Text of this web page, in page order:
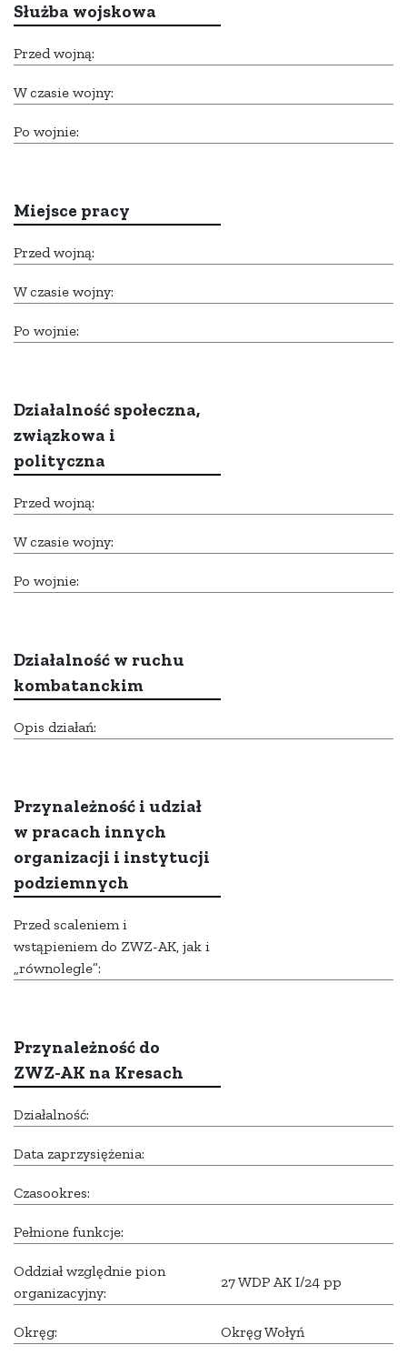
Służba wojskowa
Przed wojną:
W czasie wojny:
Po wojnie:
Miejsce pracy
Przed wojną:
W czasie wojny:
Po wojnie:
Działalność społeczna,
związkowa i
polityczna
Przed wojną:
W czasie wojny:
Po wojnie:
Działalność w ruchu
kombatanckim
Opis działań:
Przynależność i udział
w pracach innych
organizacji i instytucji
podziemnych
Przed scaleniem i
wstąpieniem do ZWZ-AK, jak i
„równolegle”:
Przynależność do
ZWZ-AK na Kresach
Działalność:
Data zaprzysiężenia:
Czasookres:
Pełnione funkcje:
Oddział względnie pion
organizacyjny:
27 WDP AK I/24 pp
Okręg: Okręg Wołyń